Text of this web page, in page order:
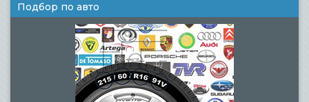
Подбор по авто